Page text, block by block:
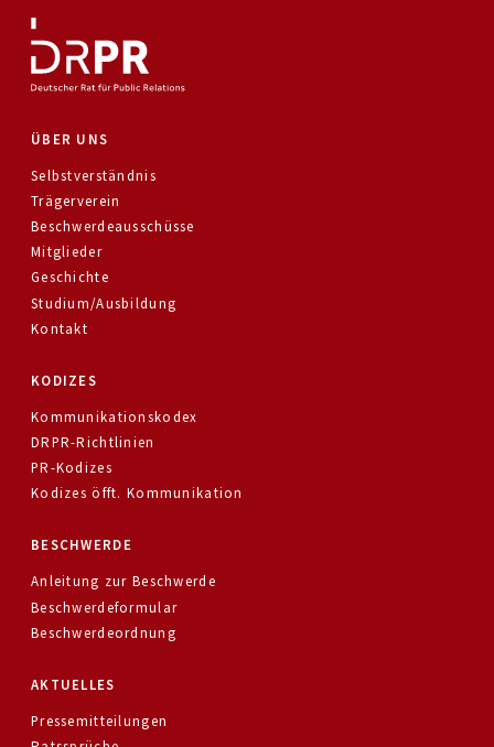
ÜBER UNS
Selbstverständnis
Trägerverein
Beschwerdeausschüsse
Mitglieder
Geschichte
Studium/Ausbildung
Kontakt
KODIZES
Kommunikationskodex
DRPR-Richtlinien
PR-Kodizes
Kodizes öfft. Kommunikation
BESCHWERDE
Anleitung zur Beschwerde
Beschwerdeformular
Beschwerdeordnung
AKTUELLES
Pressemitteilungen